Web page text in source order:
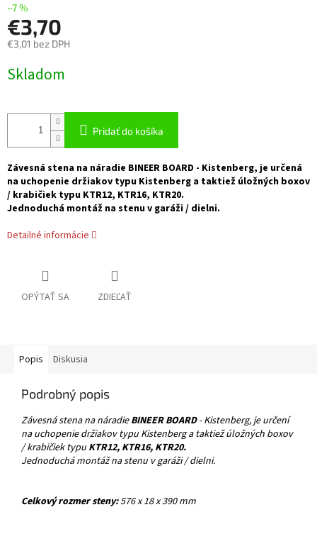
–7 %
€3,70
€3,01 bez DPH
cena:
Skladom
Pridať do košíka
Závesná stena na náradie BINEER BOARD - Kistenberg, je určená
na uchopenie držiakov typu Kistenberg a taktiež úložných boxov
/ krabičiek typu KTR12, KTR16, KTR20.
Jednoduchá montáž na stenu v garáži / dielni.
Detailné informácie
OPÝTAŤ SA ZDIEĽAŤ
Popis Diskusia
Podrobný popis
Závesná stena na náradieBINEER BOARD- Kistenberg, je určení
na uchopenie držiakov typu Kistenberg a taktiež úložných boxov
/ krabičiek typu KTR12, KTR16, KTR20.
Jednoduchá montáž na stenu v garáži / dielni.
Celkový rozmer steny:576 x 18 x 390 mm